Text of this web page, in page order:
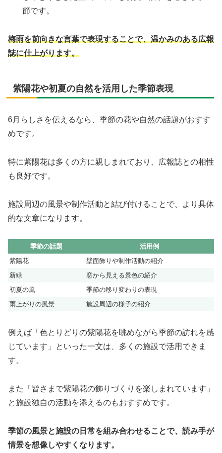
節です。
梅雨を前向きな言葉で表現することで、温かみのある広報
誌に仕上がります。
紫陽花や初夏の自然を活用した季節表現
6月らしさを伝えるなら、季節の花や自然の話題がおすす
めです。
特に紫陽花は多くの方に親しまれており、広報誌との相性
も良好です。
施設周辺の風景や制作活動と結び付けることで、より具体
的な文章になります。
季節の話題
活用例
紫陽花
壁面飾りや制作活動の紹介
新緑
窓から見える景色の紹介
初夏の風
季節の移り変わりの表現
雨上がりの風景
施設周辺の様子の紹介
例えば「色とりどりの紫陽花を眺めながら季節の訪れを感
じています」といった一文は、多くの施設で活用できま
す。
また「皆さまで紫陽花の飾りづくりを楽しまれています」
と施設独自の活動を添えるのもおすすめです。
季節の風景と施設の日常を組み合わせることで、読み手が
情景を想像しやすくなります。